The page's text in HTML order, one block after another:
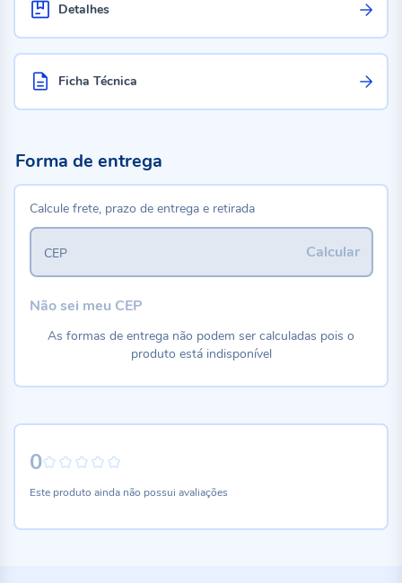
Detalhes
Ficha Técnica
0
Este produto ainda não possui avaliações
Forma de entrega
Calcule frete, prazo de entrega e retirada
Calcular
CEP
Não sei meu CEP
As formas de entrega não podem ser calculadas pois o
produto está indisponível